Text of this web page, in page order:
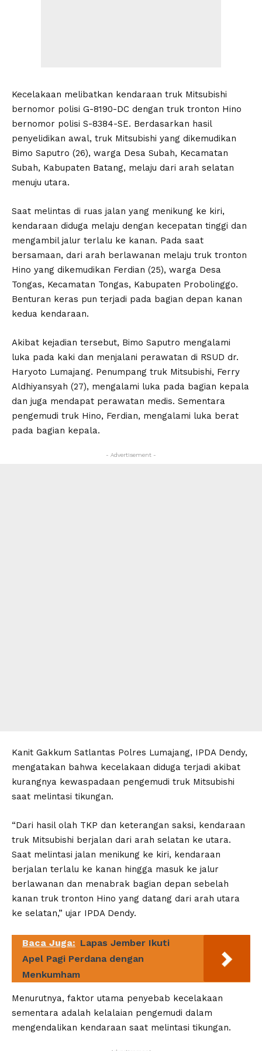
Kecelakaan melibatkan kendaraan truk Mitsubishi
bernomor polisi G-8190-DC dengan truk tronton Hino
bernomor polisi S-8384-SE. Berdasarkan hasil
penyelidikan awal, truk Mitsubishi yang dikemudikan
Bimo Saputro (26), warga Desa Subah, Kecamatan
Subah, Kabupaten Batang, melaju dari arah selatan
menuju utara.
Saat melintas di ruas jalan yang menikung ke kiri,
kendaraan diduga melaju dengan kecepatan tinggi dan
mengambil jalur terlalu ke kanan. Pada saat
bersamaan, dari arah berlawanan melaju truk tronton
Hino yang dikemudikan Ferdian (25), warga Desa
Tongas, Kecamatan Tongas, Kabupaten Probolinggo.
Benturan keras pun terjadi pada bagian depan kanan
kedua kendaraan.
Akibat kejadian tersebut, Bimo Saputro mengalami
luka pada kaki dan menjalani perawatan di RSUD dr.
Haryoto Lumajang. Penumpang truk Mitsubishi, Ferry
Aldhiyansyah (27), mengalami luka pada bagian kepala
dan juga mendapat perawatan medis. Sementara
pengemudi truk Hino, Ferdian, mengalami luka berat
pada bagian kepala.
- Advertisement -
Kanit Gakkum Satlantas Polres Lumajang, IPDA Dendy,
mengatakan bahwa kecelakaan diduga terjadi akibat
kurangnya kewaspadaan pengemudi truk Mitsubishi
saat melintasi tikungan.
“Dari hasil olah TKP dan keterangan saksi, kendaraan
truk Mitsubishi berjalan dari arah selatan ke utara.
Saat melintasi jalan menikung ke kiri, kendaraan
berjalan terlalu ke kanan hingga masuk ke jalur
berlawanan dan menabrak bagian depan sebelah
kanan truk tronton Hino yang datang dari arah utara
ke selatan,” ujar IPDA Dendy.
Baca Juga: Lapas Jember Ikuti
Apel Pagi Perdana dengan
Menkumham
Menurutnya, faktor utama penyebab kecelakaan
sementara adalah kelalaian pengemudi dalam
mengendalikan kendaraan saat melintasi tikungan.